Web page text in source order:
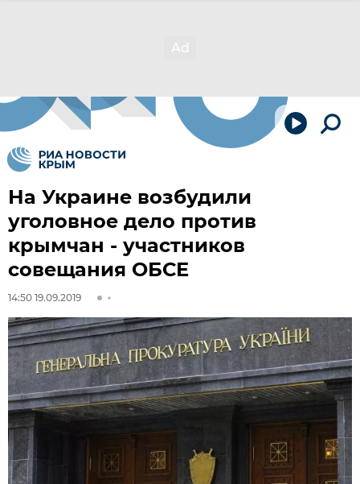
На Украине возбудили
уголовное дело против
крымчан - участников
совещания ОБСЕ
14:50 19.09.2019